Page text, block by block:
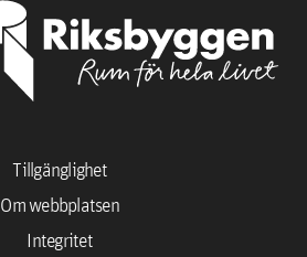
Integritet
Om webbplatsen
Tillgänglighet